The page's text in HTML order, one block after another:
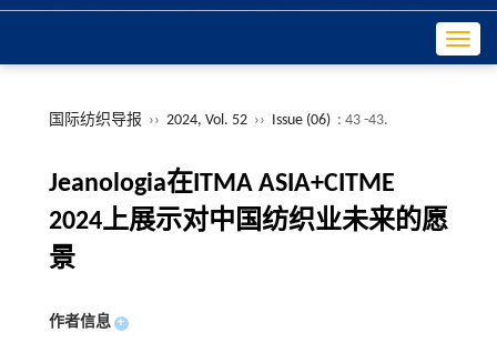
国际纺织导报 ›› 2024, Vol. 52 ›› Issue (06) : 43 -43.
Jeanologia在ITMA ASIA+CITME
2024上展示对中国纺织业未来的愿
景
作者信息 +